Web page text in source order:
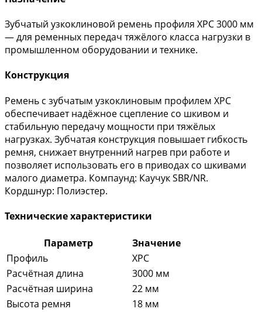
Зубчатый узкоклиновой ремень профиля XPC 3000 мм
— для ременных передач тяжёлого класса нагрузки в
промышленном оборудовании и технике.
Конструкция
Ремень с зубчатым узкоклиновым профилем XPC
обеспечивает надёжное сцепление со шкивом и
стабильную передачу мощности при тяжёлых
нагрузках. Зубчатая конструкция повышает гибкость
ремня, снижает внутренний нагрев при работе и
позволяет использовать его в приводах со шкивами
малого диаметра. Компаунд: Каучук SBR/NR.
Кордшнур: Полиэстер.
Технические характеристики
Параметр
Значение
Профиль
XPC
Расчётная длина
3000 мм
Расчётная ширина
22 мм
Высота ремня
18 мм